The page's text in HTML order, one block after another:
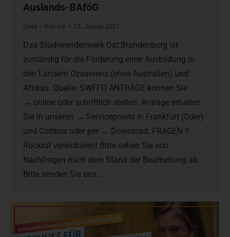
Auslands-BAföG
Geld Von sw 12. Januar 2021
Das Studierendenwerk Ost:Brandenburg ist
zuständig für die Förderung einer Ausbildung in
den Ländern Ozeaniens (ohne Australien) und
Afrikas. Quelle: SWFFO ANTRÄGE können Sie
→ online oder schriftlich stellen. Anträge erhalten
Sie in unseren → Servicepoints in Frankfurt (Oder)
und Cottbus oder per → Download. FRAGEN ?
Rückruf vereinbaren! Bitte sehen Sie von
Nachfragen nach dem Stand der Bearbeitung ab.
Bitte senden Sie uns…